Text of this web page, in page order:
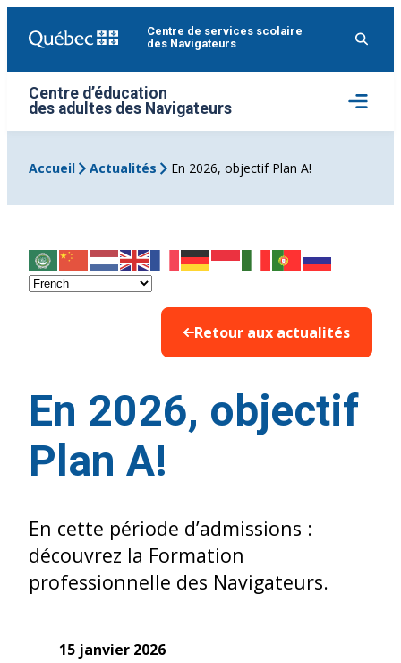
Centre de services scolaire
des Navigateurs
Centre d’éducation
des adultes des Navigateurs
Ouvrir
le
menu
Accueil Actualités En 2026, objectif Plan A!
Retour aux actualités
En 2026, objectif
Plan A!
En cette période d’admissions :
découvrez la Formation
professionnelle des Navigateurs.
15 janvier 2026